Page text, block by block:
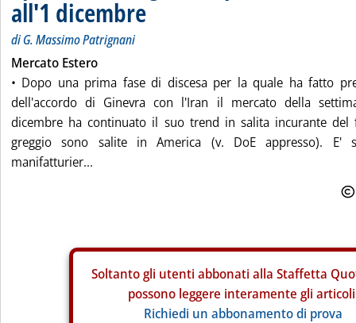
all'1 dicembre
di G. Massimo Patrignani
Mercato Estero
• Dopo una prima fase di discesa per la quale ha fatto
dell'accordo di Ginevra con l'Iran il mercato della
dicembre ha continuato il suo trend in salita incurante
greggio sono salite in America (v. DoE appresso). E'
manifatturier...
Soltanto gli utenti abbonati alla Staffetta
possono leggere interamente gli
Richiedi un abbonamento di prova